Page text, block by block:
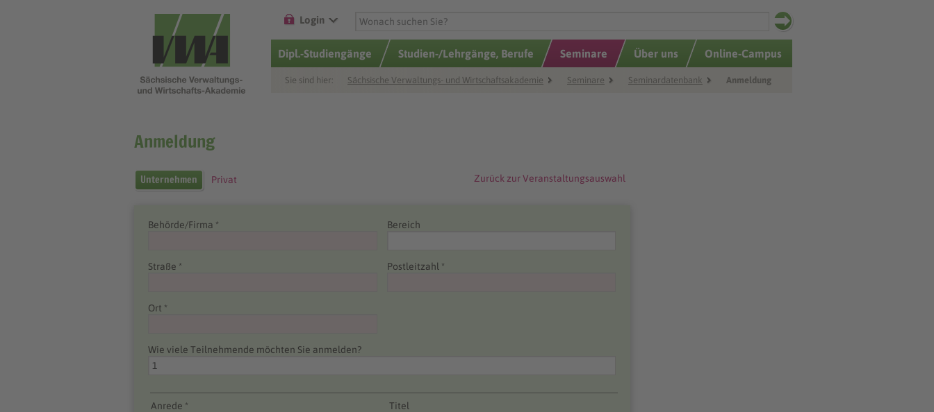
Login
Dipl.-Studiengänge Studien-/Lehrgänge, Berufe Seminare Über uns Online-Campus
Sie sind hier: Sächsische Verwaltungs- und Wirtschaftsakademie Seminare Seminardatenbank Anmeldung
Anmeldung
Unternehmen Privat Zurück zur Veranstaltungsauswahl
Behörde/Firma * Bereich
Straße * Postleitzahl *
Ort *
Wie viele Teilnehmende möchten Sie anmelden?
Anrede * Titel